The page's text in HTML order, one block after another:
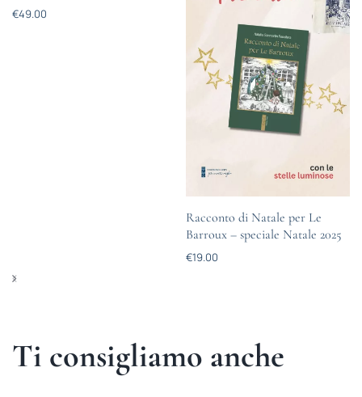
€49.00
Racconto di Natale per Le
Barroux – speciale Natale 2025
€19.00
Ti consigliamo anche